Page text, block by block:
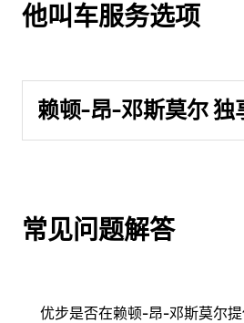
他叫车服务选项
赖顿-昂-邓斯莫尔 独
常见问题解答
优步是否在赖顿-昂-邓斯莫尔提